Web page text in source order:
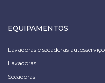
EQUIPAMENTOS
Lavadoras e secadoras autosserviço
Lavadoras
Secadoras